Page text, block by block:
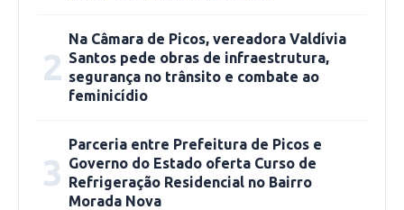
meio de celebrações, encontros e eventos
técnicos.
um marco para a advocacia piauiense e reforça
a importância de iniciativas que busquem uma
sociedade mais justa, inclusiva e democrática.
2
Na Câmara de Picos, vereadora Valdívia
Santos pede obras de infraestrutura,
segurança no trânsito e combate ao
feminicídio
3
Parceria entre Prefeitura de Picos e
Governo do Estado oferta Curso de
Refrigeração Residencial no Bairro
Morada Nova